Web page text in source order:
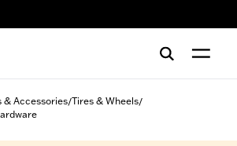
Accessories/Tires & Wheels/